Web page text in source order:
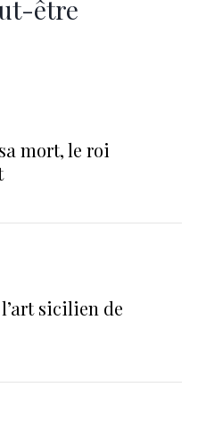
être
mort, le roi
sicilien de